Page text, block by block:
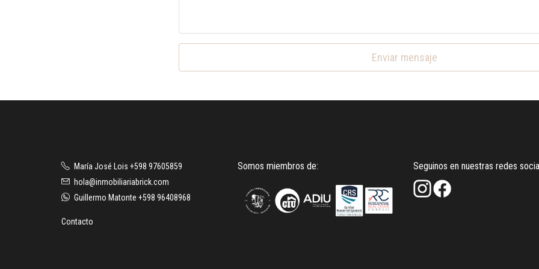
Enviar mensaje
María José Lois +598 97605859
hola@inmobiliariabrick.com
Guillermo Matonte +598 96408968
Contacto
Somos miembros de: Seguinos en nuestras redes